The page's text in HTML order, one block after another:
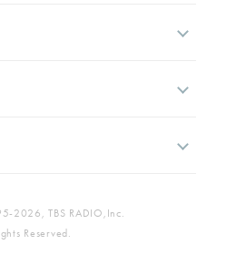
2026, TBS RADIO,Inc.
Reserved.